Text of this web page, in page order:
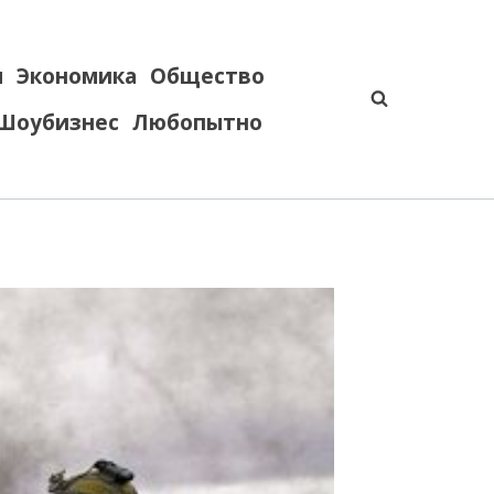
Экономика Общество
Любопытно